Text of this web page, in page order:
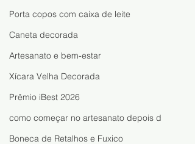
Porta copos com caixa de leite
Caneta decorada
Artesanato e bem-estar
Xícara Velha Decorada
Prêmio iBest 2026
como começar no artesanato depois d
Boneca de Retalhos e Fuxico